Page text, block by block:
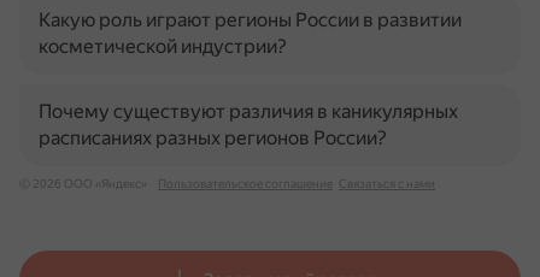
Какую роль играют регионы России в развитии
косметической индустрии?
Почему существуют различия в каникулярных
расписаниях разных регионов России?
© 2026 ООО «Яндекс» Пользовательское соглашение Связаться с нами